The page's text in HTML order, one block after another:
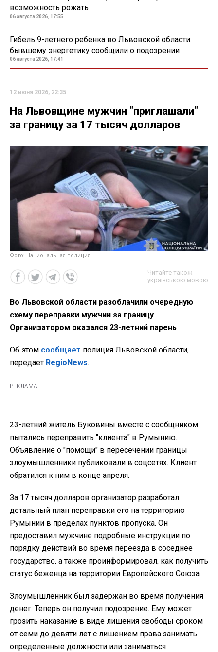
возможность рожать
06 августа 2026, 17:55
Гибель 9-летнего ребенка во Львовской области:
бывшему энергетику сообщили о подозрении
06 августа 2026, 17:41
12 июня 2026, 22:35
На Львовщине мужчин "приглашали"
за границу за 17 тысяч долларов
Фото: Национальная полиция
Читайте також
українською мовою
Во Львовской области разоблачили очередную
схему переправки мужчин за границу.
Организатором оказался 23-летний парень
Об этом сообщает полиция Львовской области,
передает RegioNews.
23-летний житель Буковины вместе с сообщником
пытались переправить "клиента" в Румынию.
Объявление о "помощи" в пересечении границы
злоумышленники публиковали в соцсетях. Клиент
обратился к ним в конце апреля.
За 17 тысяч долларов организатор разработал
детальный план переправки его на территорию
Румынии в пределах пунктов пропуска. Он
предоставил мужчине подробные инструкции по
порядку действий во время переезда в соседнее
государство, а также проинформировал, как получить
статус беженца на территории Европейского Союза.
Злоумышленник был задержан во время получения
денег. Теперь он получил подозрение. Ему может
грозить наказание в виде лишения свободы сроком
от семи до девяти лет с лишением права занимать
определенные должности или заниматься